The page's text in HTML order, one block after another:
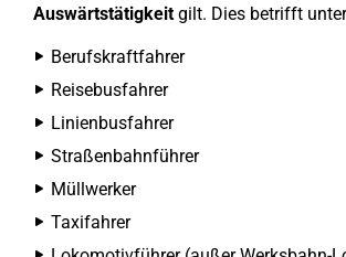
Auswärtstätigkeitgilt. Dies betrifft
Berufskraftfahrer
Reisebusfahrer
Linienbusfahrer
Straßenbahnführer
Müllwerker
Taxifahrer